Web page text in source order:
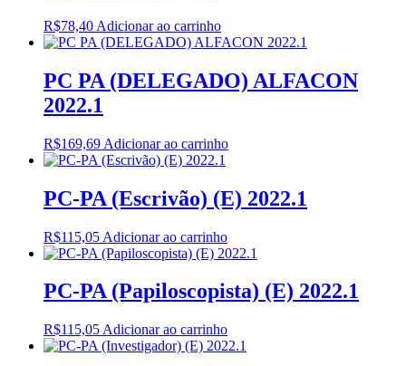
R$78,40 Adicionar ao carrinho
PC PA (DELEGADO) ALFACON
2022.1
R$169,69 Adicionar ao carrinho
PC-PA (Escrivão) (E) 2022.1
R$115,05 Adicionar ao carrinho
PC-PA (Papiloscopista) (E) 2022.1
R$115,05 Adicionar ao carrinho